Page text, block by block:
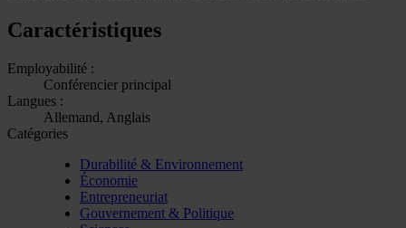
Caractéristiques
Employabilité :
Conférencier principal
Langues :
Allemand, Anglais
Catégories
Durabilité & Environnement
Économie
Entrepreneuriat
Gouvernement & Politique